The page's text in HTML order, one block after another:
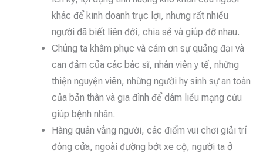
khác để kinh doanh trục lợi, nhưng rất nhiều
người đã biết liên đới, chia sẻ và giúp đỡ nhau.
Chúng ta khâm phục và cám ơn sự quảng đại và
can đảm của các bác sĩ, nhân viên y tế, những
thiện nguyện viên, những người hy sinh sự an toàn
của bản thân và gia đình để dám liều mạng cứu
giúp bệnh nhân.
Hàng quán vắng người, các điểm vui chơi giải trí
đóng cửa, ngoài đường bớt xe cộ, người ta ở